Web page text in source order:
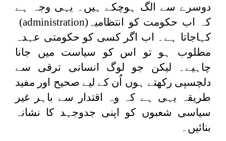
دوسرے سے الگ ہوچکے ہیں۔ یہی وجہ ہے
کہ اب حکومت کو انتظامیہ (administration)
کہاجاتا ہے۔ اب اگر کسی کو حکومتی عہدہ
مطلوب ہو تو اس کو سیاست میں جانا
چاہیے۔ لیکن جو لوگ انسانی ترقی سے
دلچسپی رکھتے ہوں اُن کے لیے صحیح اور مفید
طریقہ یہی ہے کہ وہ اقتدار سے باہر غیر
سیاسی شعبوں کو اپنی جدوجہد کا نشانہ
بنائیں۔